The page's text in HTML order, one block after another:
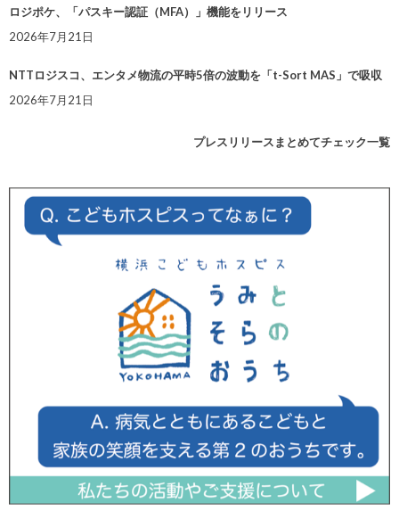
ロジポケ、「パスキー認証（MFA）」機能をリリース
2026年7月21日
NTTロジスコ、エンタメ物流の平時5倍の波動を「t-Sort MAS」で吸収
2026年7月21日
プレスリリースまとめてチェック一覧